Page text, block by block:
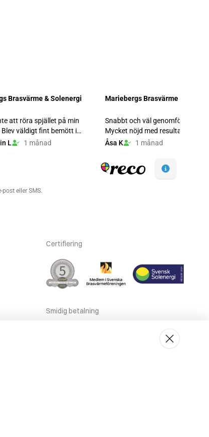
Certifiering
Smidig betalning